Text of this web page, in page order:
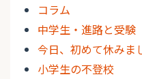
コラム
中学生・進路と受験
今日、初めて休みま
小学生の不登校